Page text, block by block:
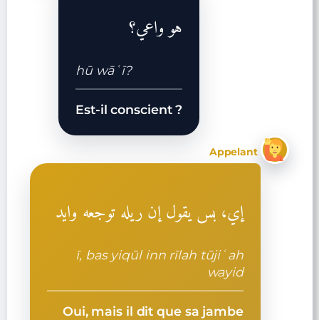
هو واعي؟
hū wāʿī?
Est-il conscient ?
Appelant
إي، بس يقول إن ريله توجعه وايد
ī, bas yiqūl inn rīlah tūjiʿah
wayid
Oui, mais il dit que sa jambe